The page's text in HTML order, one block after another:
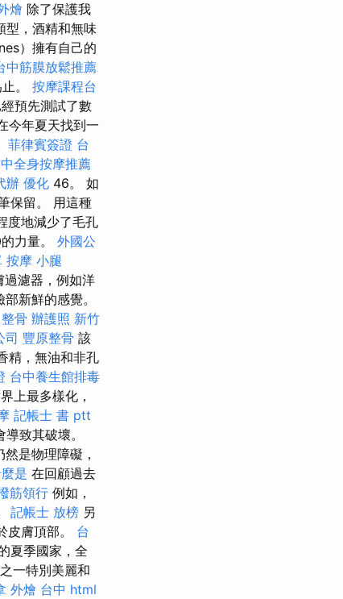
燴 除了保護我
型，酒精和無味
）擁有自己的
中筋膜放鬆推薦
。 按摩課程台
預先測試了數
今年夏天找到一
菲律賓簽證 台
全身按摩推薦
辦 優化 46。 如
保留。 用這種
度地減少了毛孔
力量。 外國公
按摩 小腿
過濾器，例如洋
新鮮的感覺。
骨 辦護照 新竹
司 豐原整骨 該
精，無油和非孔
台中養生館排毒
上最多樣化，
記帳士 書 ptt
致其破壞。
是物理障礙，
是 在回顧過去
筋領行 例如，
記帳士 放榜 另
皮膚頂部。 台
夏季國家，全
一特別美麗和
外燴 台中 html